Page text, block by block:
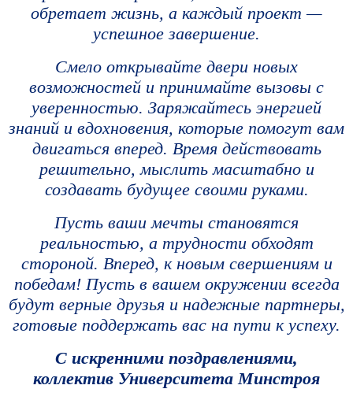
обретает жизнь, а каждый проект —
успешное завершение.
Смело открывайте двери новых
возможностей и принимайте вызовы с
уверенностью. Заряжайтесь энергией
знаний и вдохновения, которые помогут вам
двигаться вперед. Время действовать
решительно, мыслить масштабно и
создавать будущее своими руками.
Пусть ваши мечты становятся
реальностью, а трудности обходят
стороной. Вперед, к новым свершениям и
победам! Пусть в вашем окружении всегда
будут верные друзья и надежные партнеры,
готовые поддержать вас на пути к успеху.
С искренними поздравлениями,
коллектив Университета Минстроя